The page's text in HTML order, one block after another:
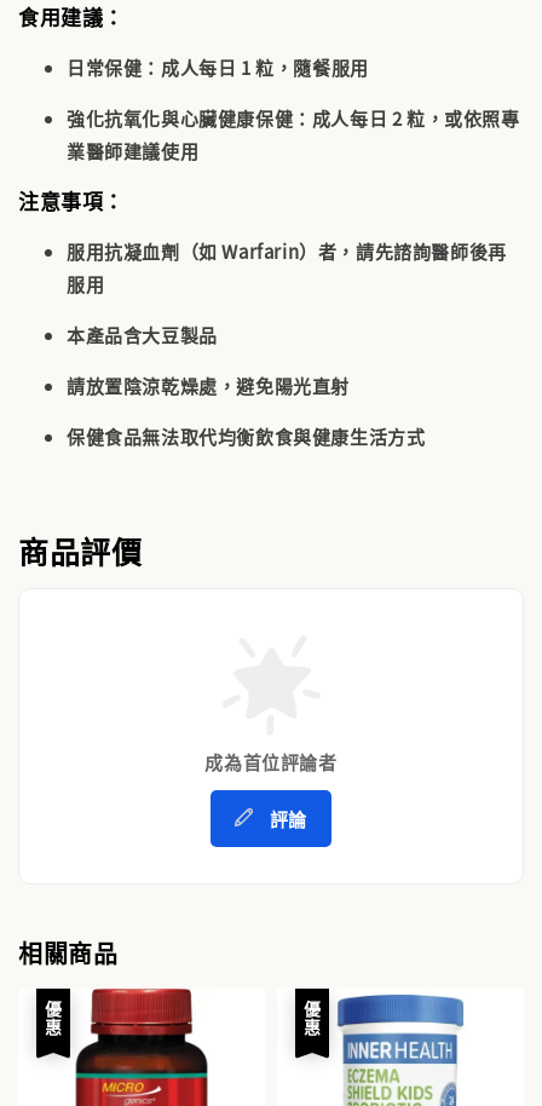
食用建議：
日常保健 ：成人每日 1 粒，隨餐服用
強化抗氧化與心臟健康保健 ：成人每日 2 粒，或依照專
業醫師建議使用
注意事項：
服用抗凝血劑（如 Warfarin）者 ，請先諮詢醫師後再
服用
本產品含大豆製品
請放置陰涼乾燥處，避免陽光直射
保健食品無法取代均衡飲食與健康生活方式
商品評價
成為首位評論者
評論
相關商品
優惠 優惠